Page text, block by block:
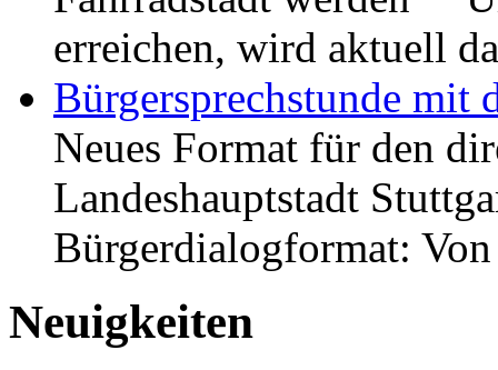
erreichen, wird aktuell
Bürgersprechstunde mit
Neues Format für den
Landeshauptstadt
Bürgerdialogformat:
Neuigkeiten